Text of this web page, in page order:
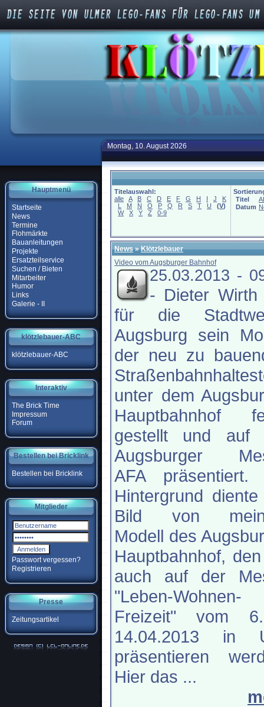
Hauptmenü
Startseite
News
Termine
Flohmärkte
Bauanleitungen
Projekte
Ersatzteilservice
Suchen / Bieten
Mitarbeiter
Humor
Links
Galerie - II
klötzlebauer-ABC
klötzlebauer-ABC
Interaktiv
The Brick Time
Impressum
Forum
Bestellen bei Bricklink
Bestellen bei Bricklink
Mitglieder
Passwort vergessen?
Registrieren
Presse
Zeitungsartikel
Montag, 10. August 2026
Titelauswahl:
alle
A B C D E F G H I J
K
L
M N O P Q R S T U (V)
W
X Y Z 0-9
Titel
Datum
News»Klötzlebauer
Video vom Augsburger Bahnhof
25.03.2013 -
- Dieter Wirth
für die
Augsburg sein
der neu zu
unter dem
Hauptbahnhof
gestellt und auf
Augsburger
AFA präsentiert.
Hintergrund
Bild von
Modell des
Hauptbahnhof,
auch auf der
"Leben-Wohnen-
Freizeit" vom
14.04.2013 in
präsentieren
Hier das ...